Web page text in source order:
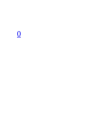
0